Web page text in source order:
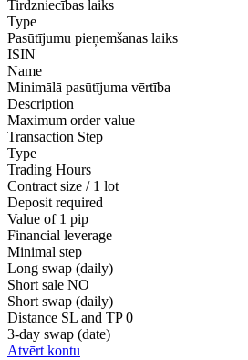
Tirdzniecības laiks
Type
Pasūtījumu pieņemšanas laiks
ISIN
Name
Minimālā pasūtījuma vērtība
Description
Maximum order value
Transaction Step
Type
Trading Hours
Contract size / 1 lot
Deposit required
Value of 1 pip
Financial leverage
Minimal step
Long swap (daily)
Short sale NO
Short swap (daily)
Distance SL and TP 0
3-day swap (date)
Atvērt kontu